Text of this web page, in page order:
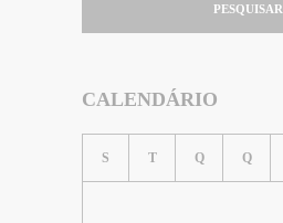
PESQUISAR
CALENDÁRIO
S T Q Q